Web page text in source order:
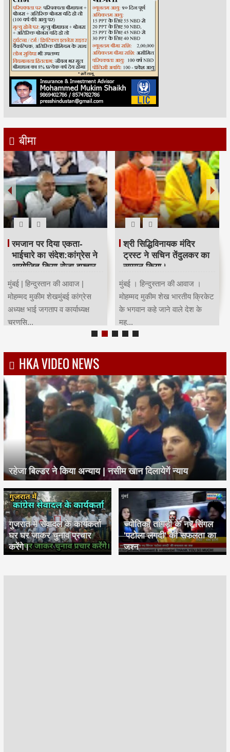
बीमा
रमजान पर दिया एकता-
भाईचारे का संदेश:कांग्रेस ने
आयोजित किया रोजा इफ्तार
मुंबई | हिन्दुस्तान की आवाज |
मोहम्मद मुकीम शेखमुंबई कांग्रेस
अध्यक्ष भाई जगताप व कार्याध्यक्ष
चरणसि...
श्री सिद्धिविनायक मंदिर
ट्रस्ट ने सचिन तेंदुलकर का
सम्मान किया।
मुंबई । हिन्दुस्तान की आवाज ।
मोहम्मद मुकीम शेख भारतीय क्रिकेट
के भगवान कहे जाने वाले देश के
मह...
HKA VIDEO NEWS
रहेजा बिल्डर ने किया अन्याय | नसीम खान दिलायेगें न्याय
गुजरात में सेवादल के कार्यकर्ता
घर घर जाकर चुनाव प्रचार
करेंगे।
ज्योतिका तांगड़ी के नए सिंगल
'पटोला लगदी' की सफलता का
जश्न